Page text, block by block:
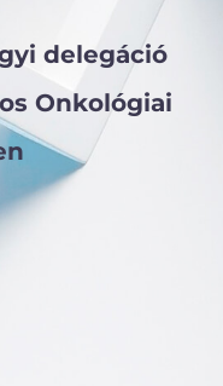
delegáció
Onkológiai